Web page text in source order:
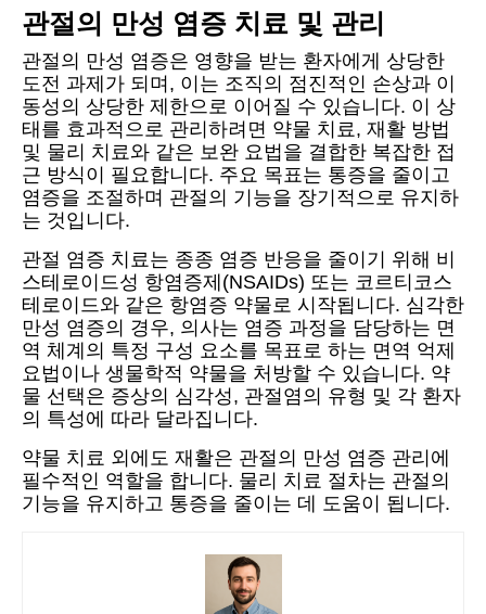
관절의 만성 염증 치료 및 관리
관절의 만성 염증은 영향을 받는 환자에게 상당한
도전 과제가 되며, 이는 조직의 점진적인 손상과 이
동성의 상당한 제한으로 이어질 수 있습니다. 이 상
태를 효과적으로 관리하려면 약물 치료, 재활 방법
및 물리 치료와 같은 보완 요법을 결합한 복잡한 접
근 방식이 필요합니다. 주요 목표는 통증을 줄이고
염증을 조절하며 관절의 기능을 장기적으로 유지하
는 것입니다.
관절 염증 치료는 종종 염증 반응을 줄이기 위해 비
스테로이드성 항염증제(NSAIDs) 또는 코르티코스
테로이드와 같은 항염증 약물로 시작됩니다. 심각한
만성 염증의 경우, 의사는 염증 과정을 담당하는 면
역 체계의 특정 구성 요소를 목표로 하는 면역 억제
요법이나 생물학적 약물을 처방할 수 있습니다. 약
물 선택은 증상의 심각성, 관절염의 유형 및 각 환자
의 특성에 따라 달라집니다.
약물 치료 외에도 재활은 관절의 만성 염증 관리에
필수적인 역할을 합니다. 물리 치료 절차는 관절의
기능을 유지하고 통증을 줄이는 데 도움이 됩니다.